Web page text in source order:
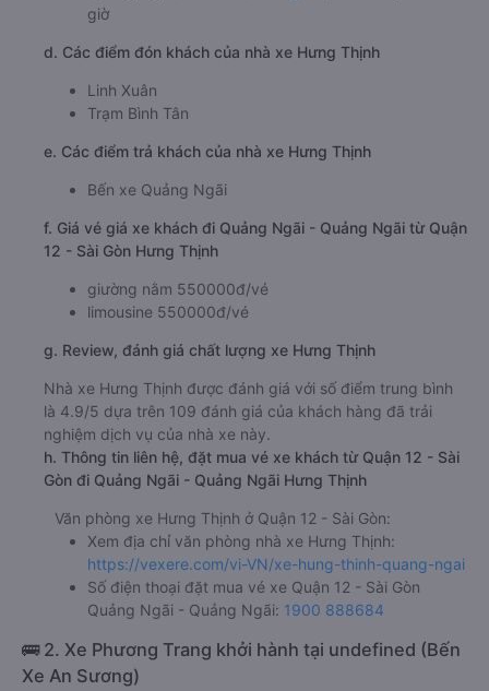
giờ
d. Các điểm đón khách của nhà xe Hưng Thịnh
Linh Xuân
Trạm Bình Tân
e. Các điểm trả khách của nhà xe Hưng Thịnh
Bến xe Quảng Ngãi
f. Giá vé giá xe khách đi Quảng Ngãi - Quảng Ngãi từ Quận
12 - Sài Gòn Hưng Thịnh
giường nằm 550000đ/vé
limousine 550000đ/vé
g. Review, đánh giá chất lượng xe Hưng Thịnh
Nhà xe Hưng Thịnh được đánh giá với số điểm trung bình
là 4.9/5 dựa trên 109 đánh giá của khách hàng đã trải
nghiệm dịch vụ của nhà xe này.
h. Thông tin liên hệ, đặt mua vé xe khách từ Quận 12 - Sài
Gòn đi Quảng Ngãi - Quảng Ngãi Hưng Thịnh
Văn phòng xe Hưng Thịnh ở Quận 12 - Sài Gòn:
Xem địa chỉ văn phòng nhà xe Hưng Thịnh:
https://vexere.com/vi-VN/xe-hung-thinh-quang-ngai
Số điện thoại đặt mua vé xe Quận 12 - Sài Gòn
Quảng Ngãi - Quảng Ngãi: 1900 888684
🚌 2. Xe Phương Trang khởi hành tại undefined (Bến
Xe An Sương)